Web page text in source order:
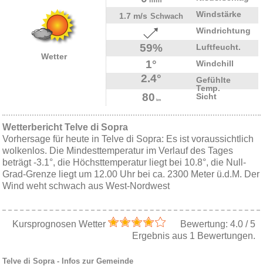
Wetter
1.7 m/s Schwach
Windstärke
Windrichtung
59% Luftfeucht.
1° Windchill
2.4°
Gefühlte
Temp.
80 km Sicht
Wetterbericht Telve di Sopra
Vorhersage für heute in Telve di Sopra: Es ist voraussichtlich
wolkenlos. Die Mindesttemperatur im Verlauf des Tages
beträgt -3.1°, die Höchsttemperatur liegt bei 10.8°, die Null-
Grad-Grenze liegt um 12.00 Uhr bei ca. 2300 Meter ü.d.M. Der
Wind weht schwach aus West-Nordwest
Kursprognosen Wetter Bewertung: 4.0/ 5
Ergebnis aus 1 Bewertungen.
Telve di Sopra- Infos zur Gemeinde